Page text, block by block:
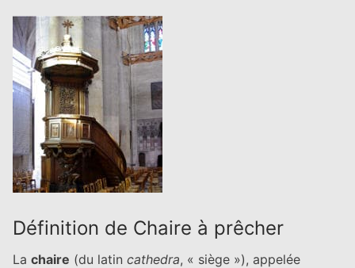
Définition de Chaire à prêcher
La chaire (du latin cathedra, « siège »), appelée